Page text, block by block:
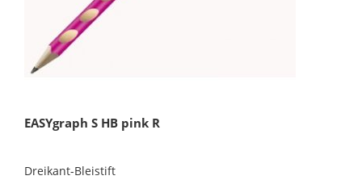
EASYgraph S HB pink R
Dreikant-Bleistift